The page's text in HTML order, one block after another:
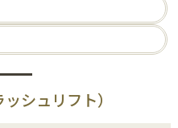
シュリフト）